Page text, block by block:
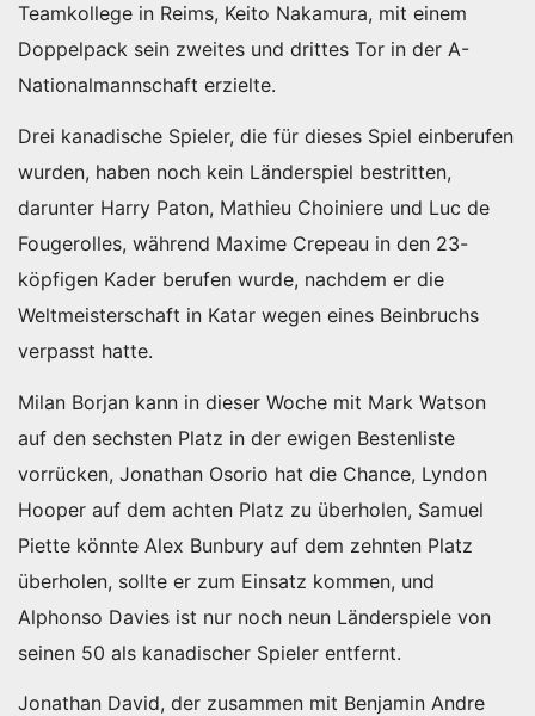
Teamkollege in Reims, Keito Nakamura, mit einem
Doppelpack sein zweites und drittes Tor in der A-
Nationalmannschaft erzielte.
Drei kanadische Spieler, die für dieses Spiel einberufen
wurden, haben noch kein Länderspiel bestritten,
darunter Harry Paton, Mathieu Choiniere und Luc de
Fougerolles, während Maxime Crepeau in den 23-
köpfigen Kader berufen wurde, nachdem er die
Weltmeisterschaft in Katar wegen eines Beinbruchs
verpasst hatte.
Milan Borjan kann in dieser Woche mit Mark Watson
auf den sechsten Platz in der ewigen Bestenliste
vorrücken, Jonathan Osorio hat die Chance, Lyndon
Hooper auf dem achten Platz zu überholen, Samuel
Piette könnte Alex Bunbury auf dem zehnten Platz
überholen, sollte er zum Einsatz kommen, und
Alphonso Davies ist nur noch neun Länderspiele von
seinen 50 als kanadischer Spieler entfernt.
Jonathan David, der zusammen mit Benjamin Andre